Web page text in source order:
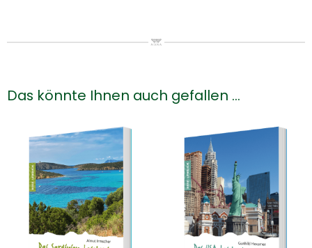
Das könnte Ihnen auch gefallen …